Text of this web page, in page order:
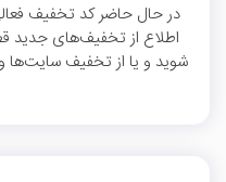
در حال حاضر کد تخفیف
اطلاع از تخفیف‌های جدید
شوید و یا از تخفیف سایت‌ها